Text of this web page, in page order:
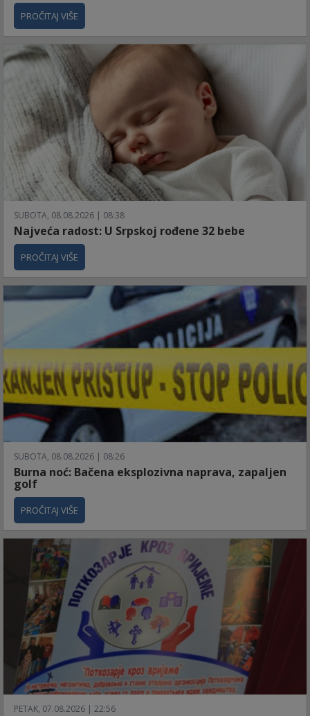
PROČITAJ VIŠE
SUBOTA, 08.08.2026 | 08:38
Najveća radost: U Srpskoj rođene 32 bebe
PROČITAJ VIŠE
SUBOTA, 08.08.2026 | 08:26
Burna noć: Bačena eksplozivna naprava, zapaljen
golf
PROČITAJ VIŠE
PETAK, 07.08.2026 | 22:56